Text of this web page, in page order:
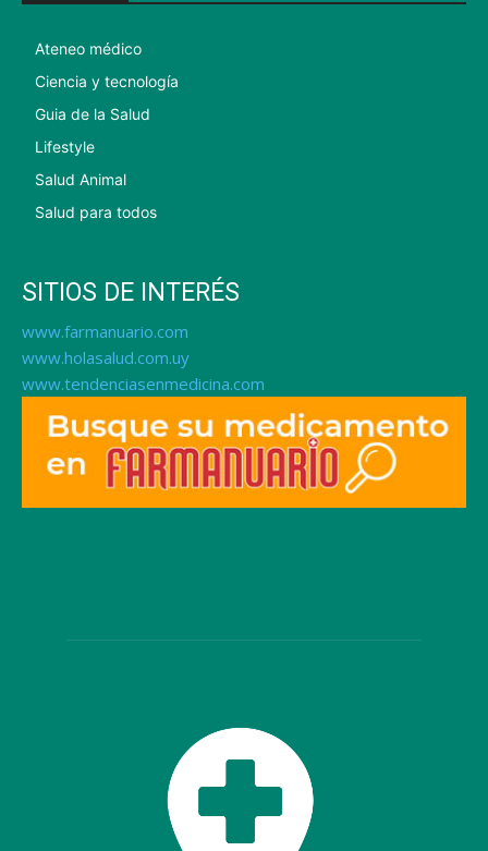
Ateneo médico
Ciencia y tecnología
Guia de la Salud
Lifestyle
Salud Animal
Salud para todos
SITIOS DE INTERÉS
www.farmanuario.com
www.holasalud.com.uy
www.tendenciasenmedicina.com